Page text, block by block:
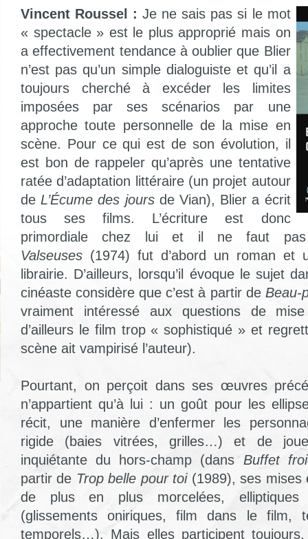
Vincent Roussel : Je ne sais pas si le mot
« spectacle » est le plus approprié mais on
a effectivement tendance à oublier que Blier
n’est pas qu’un simple dialoguiste et qu’il a
toujours cherché à excéder les limites
imposées par ses scénarios par une
approche toute personnelle de la mise en
scène. Pour ce qui est de son évolution, il
est bon de rappeler qu’après une tentative
ratée d’adaptation littéraire (un projet autour
de L’Écume des joursde Vian), Blier a écrit
tous ses films. L’écriture est donc
primordiale chez lui et il ne faut
Valseuses (1974) fut d’abord un roman et
librairie. D’ailleurs, lorsqu’il évoque le sujet
cinéaste considère que c’est à partir de Beau-
vraiment intéressé aux questions de
d’ailleurs le film trop « sophistiqué » et
scène ait vampirisé l’auteur).
Pourtant, on perçoit dans ses œuvres
n’appartient qu’à lui : un goût pour les
récit, une manière d’enfermer les
rigide (baies vitrées, grilles…) et de
inquiétante du hors-champ (dans Buffet
partir de Trop belle pour toi (1989), ses mises
de plus en plus morcelées, elliptiques
(glissements oniriques, film dans le film,
temporels…). Mais elles participent